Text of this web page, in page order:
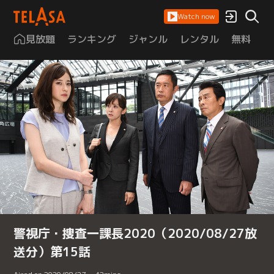
Watch now
見放題 ランキング ジャンル レンタル 無料
警視庁・捜査一課長2020（2020/08/27放
送分）第15話